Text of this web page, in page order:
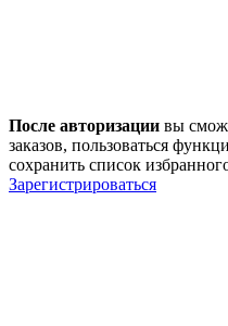
После авторизации вы
заказов, пользоваться
сохранить список
Зарегистрироваться